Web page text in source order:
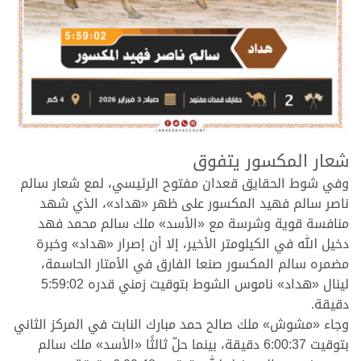
شعار المكسور يتفوق
وفي شوط الحقايق قعدان مفتوح الرئيسي، لمع شعار سالم
ناصر سالم فهيد المكسور على ظهر «هداد»، الذي شهد
منافسة قوية وشرسة مع «الأسد» ملك سالم محمد فهد
دخيل الله في الكيلومتر الأخير، إلا أن إصرار «هداد» وخبرة
مضمره سالم المكسور صنعا الفارق في الأمتار الحاسمة،
لينال «هداد» ناموس الشوط بتوقيت زمني قدره 5:59:02
دقيقة.
وجاء «مشوش» ملك صالح حمد مبارك النابت في المركز الثاني
بتوقيت 6:00:37 دقيقة، بينما حلّ ثالثًا «الأسد» ملك سالم